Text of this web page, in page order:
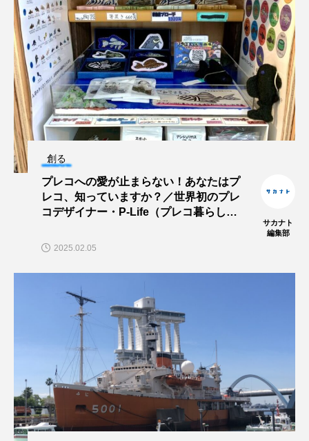
琵琶湖博物館 環境 環境保全
生きた化石 生態 生態系 生物多様性
産卵 田んぼ 甲殻類 発酵食品
白身魚 相模川 磯 磯焼け
私の好きなサカナたち 稚魚 絶滅危惧種
絶滅種 繁殖 繫殖 美ら海水族館
美容 群馬県
葛西臨海公園 葛西臨海水族園
見分け方 観察
調理 論文 貝 賀露かにっこ館
資源 赤潮 足摺海洋館SATOUMI
創る
プレコへの愛が止まらない！あなたはプ
レコ、知っていますか？／世界初のプレ
コデザイナー・P-Life（プレコ暮らし）
サカナト
編集部
2025.02.05